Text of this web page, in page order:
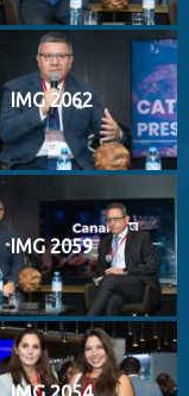
IMG 2062
IMG 2059